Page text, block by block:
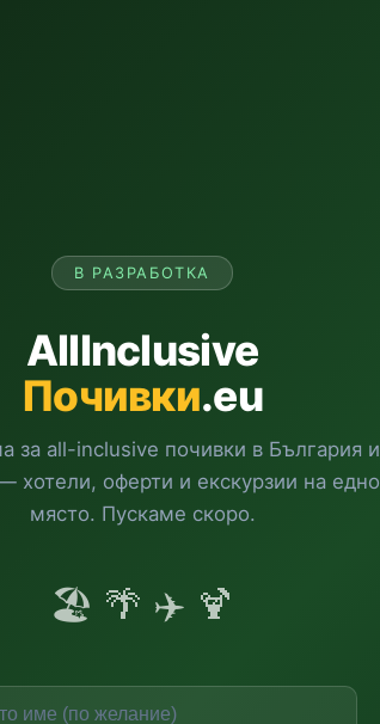
В РАЗРАБОТКА
AllInclusive
Почивки.eu
за all-inclusive почивки в България и
хотели, оферти и екскурзии на едно
място. Пускаме скоро.
🏖️ 🌴 ✈️ 🍹